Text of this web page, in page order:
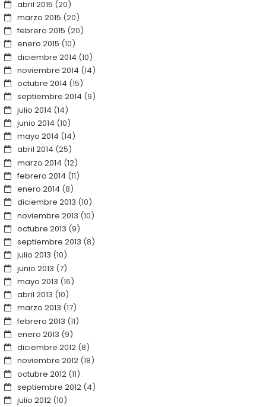
abril 2015 (20)
marzo 2015 (20)
febrero 2015 (20)
enero 2015 (10)
diciembre 2014 (10)
noviembre 2014 (14)
octubre 2014 (15)
septiembre 2014 (9)
julio 2014 (14)
junio 2014 (10)
mayo 2014 (14)
abril 2014 (25)
marzo 2014 (12)
febrero 2014 (11)
enero 2014 (8)
diciembre 2013 (10)
noviembre 2013 (10)
octubre 2013 (9)
septiembre 2013 (8)
julio 2013 (10)
junio 2013 (7)
mayo 2013 (16)
abril 2013 (10)
marzo 2013 (17)
febrero 2013 (11)
enero 2013 (9)
diciembre 2012(8)
noviembre 2012(18)
octubre 2012(11)
septiembre 2012(4)
julio 2012(10)